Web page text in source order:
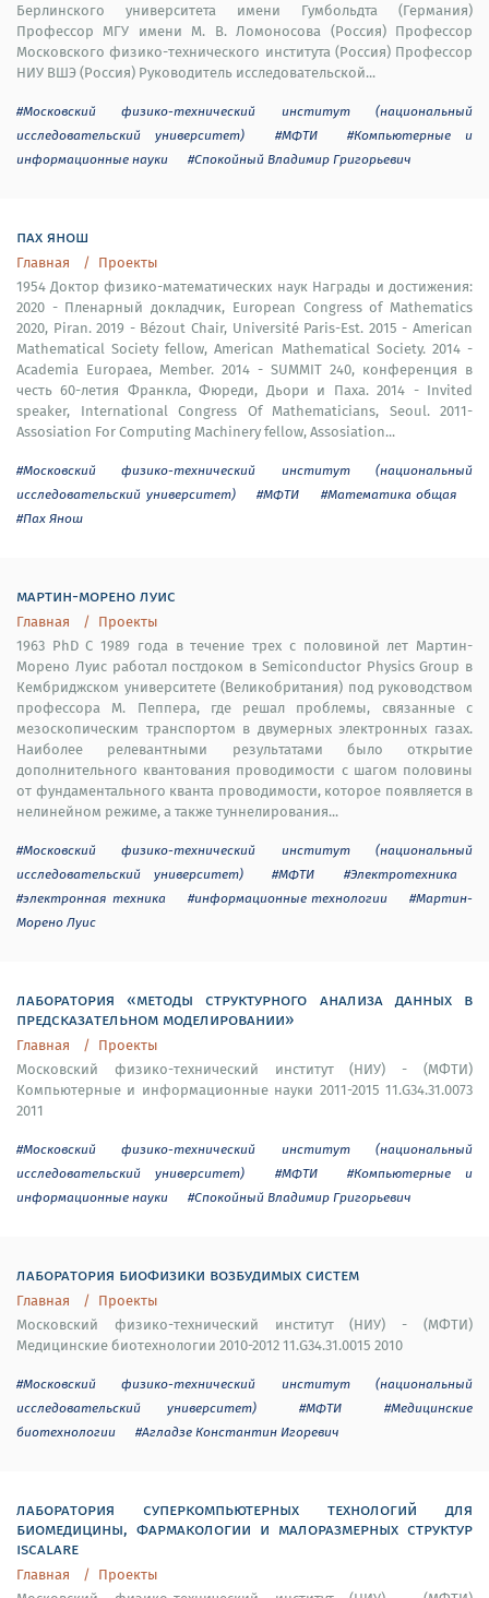
Берлинского университета имени Гумбольдта (Германия)
Профессор МГУ имени М. В. Ломоносова (Россия) Профессор
Московского физико-технического института (Россия) Профессор
НИУ ВШЭ (Россия) Руководитель исследовательской...
#Московский физико-технический институт (национальный
исследовательский университет)
#МФТИ
#Компьютерные и
информационные науки
#Спокойный Владимир Григорьевич
пах янош
Главная
Проекты
1954 Доктор физико-математических наук Награды и достижения:
2020 - Пленарный докладчик, European Congress of Mathematics
2020, Piran. 2019 - Bézout Chair, Université Paris-Est. 2015 - American
Mathematical Society fellow, American Mathematical Society. 2014 -
Academia Europaea, Member. 2014 - SUMMIT 240, конференция в
честь 60-летия Франкла, Фюреди, Дьори и Паха. 2014 - Invited
speaker, International Congress Of Mathematicians, Seoul. 2011-
Assosiation For Computing Machinery fellow, Assosiation...
#Московский физико-технический институт (национальный
исследовательский университет)
#МФТИ
#Математика общая
#Пах Янош
мартин-морено луис
Главная
Проекты
1963 PhD С 1989 года в течение трех с половиной лет Мартин-
Морено Луис работал постдоком в Semiconductor Physics Group в
Кембриджском университете (Великобритания) под руководством
профессора М. Пеппера, где решал проблемы, связанные с
мезоскопическим транспортом в двумерных электронных газах.
Наиболее релевантными результатами было открытие
дополнительного квантования проводимости с шагом половины
от фундаментального кванта проводимости, которое появляется в
нелинейном режиме, а также туннелирования...
#Московский физико-технический институт (национальный
исследовательский университет)
#МФТИ
#Электротехника
#электронная техника
#информационные технологии
#Мартин-
Морено Луис
лаборатория «методы структурного анализа данных в
предсказательном моделировании»
Главная
Проекты
Московский физико-технический институт (НИУ) - (МФТИ)
Компьютерные и информационные науки 2011-2015 11.G34.31.0073
2011
#Московский физико-технический институт (национальный
исследовательский университет)
#МФТИ
#Компьютерные и
информационные науки
#Спокойный Владимир Григорьевич
лаборатория биофизики возбудимых систем
Главная
Проекты
Московский физико-технический институт (НИУ) - (МФТИ)
Медицинские биотехнологии 2010-2012 11.G34.31.0015 2010
#Московский физико-технический институт (национальный
исследовательский университет)
#МФТИ
#Медицинские
биотехнологии
#Агладзе Константин Игоревич
лаборатория суперкомпьютерных технологий для
биомедицины, фармакологии и малоразмерных структур
iscalare
Главная
Проекты